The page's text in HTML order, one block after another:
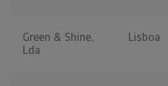
Green & Shine,
Lda
Lisboa